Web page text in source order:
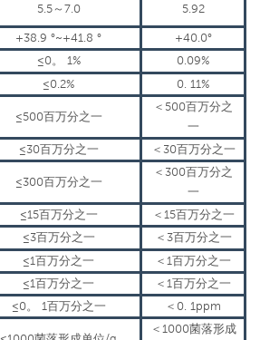
5.5～ 7.0 5.92
+38.9 °~+41.8 °
+40.0°
≤0。 1%
0.09%
≤0.2% 0. 11%
≤500百万分之一
＜ 500百万分之
一
≤30百万分之一 ＜ 30百万分之一
≤300百万分之一
＜ 300百万分之
一
≤15百万分之一 ＜ 15百万分之一
≤3百万分之一 ＜ 3百万分之一
≤1百万分之一 ＜ 1百万分之一
≤1百万分之一 ＜ 1百万分之一
≤0。 1百万分之一 ＜ 0. 1ppm
＜ 1000菌落形成